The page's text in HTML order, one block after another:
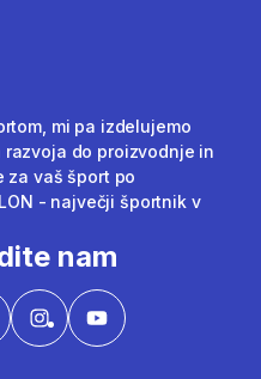
mi pa izdelujemo
do proizvodnje in
za vaš šport po
- največji športnik v
nam